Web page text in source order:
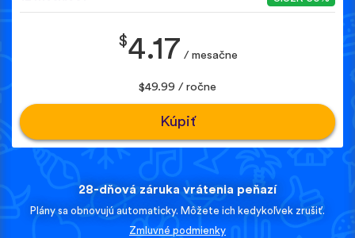
$4.17 / mesačne
$49.99 / ročne
Kúpiť
28-dňová záruka vrátenia peňazí
Plány sa obnovujú automaticky. Môžete ich kedykoľvek zrušiť.
Zmluvné podmienky